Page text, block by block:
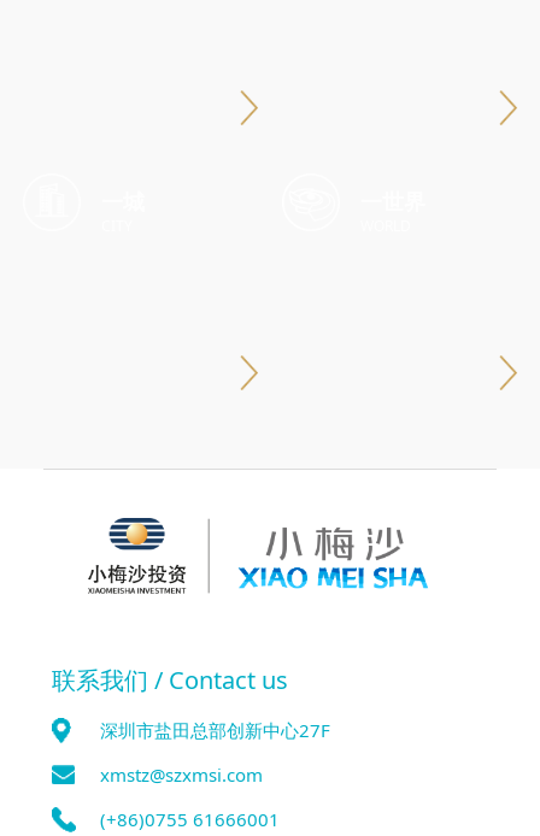
联系我们 / Contact us
深圳市盐田总部创新中心27F
xmstz@szxmsi.com
(+86)0755 61666001